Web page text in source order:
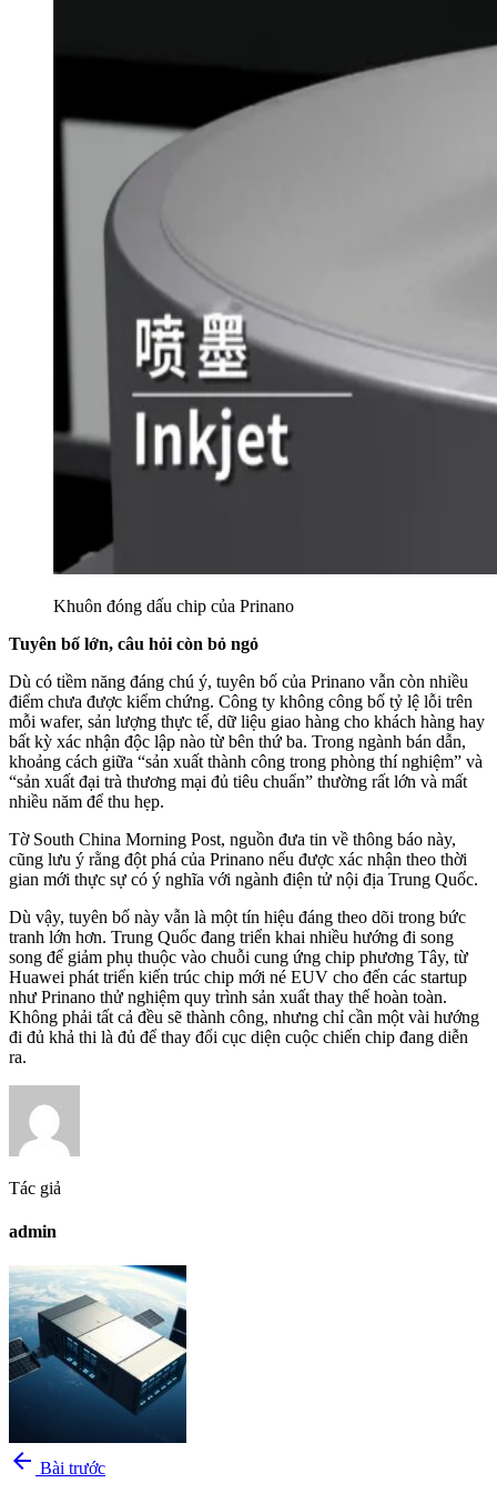
Khuôn đóng dấu chip của Prinano
Tuyên bố lớn, câu hỏi còn bỏ ngỏ
Dù có tiềm năng đáng chú ý, tuyên bố của Prinano vẫn còn nhiều
điểm chưa được kiểm chứng. Công ty không công bố tỷ lệ lỗi trên
mỗi wafer, sản lượng thực tế, dữ liệu giao hàng cho khách hàng hay
bất kỳ xác nhận độc lập nào từ bên thứ ba. Trong ngành bán dẫn,
khoảng cách giữa “sản xuất thành công trong phòng thí nghiệm” và
“sản xuất đại trà thương mại đủ tiêu chuẩn” thường rất lớn và mất
nhiều năm để thu hẹp.
Tờ South China Morning Post, nguồn đưa tin về thông báo này,
cũng lưu ý rằng đột phá của Prinano nếu được xác nhận theo thời
gian mới thực sự có ý nghĩa với ngành điện tử nội địa Trung Quốc.
Dù vậy, tuyên bố này vẫn là một tín hiệu đáng theo dõi trong bức
tranh lớn hơn. Trung Quốc đang triển khai nhiều hướng đi song
song để giảm phụ thuộc vào chuỗi cung ứng chip phương Tây, từ
Huawei phát triển kiến trúc chip mới né EUV cho đến các startup
như Prinano thử nghiệm quy trình sản xuất thay thế hoàn toàn.
Không phải tất cả đều sẽ thành công, nhưng chỉ cần một vài hướng
đi đủ khả thi là đủ để thay đổi cục diện cuộc chiến chip đang diễn
ra.
Tác giả
admin
arrow_back Bài trước